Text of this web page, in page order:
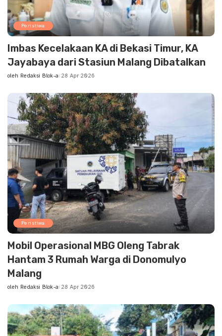
Peristiwa
Imbas Kecelakaan KA di Bekasi Timur, KA
Jayabaya dari Stasiun Malang Dibatalkan
Posted
oleh Redaksi Blok-a 28 Apr 2026
Peristiwa
Mobil Operasional MBG Oleng Tabrak
Hantam 3 Rumah Warga di Donomulyo
Malang
Posted
oleh Redaksi Blok-a 28 Apr 2026